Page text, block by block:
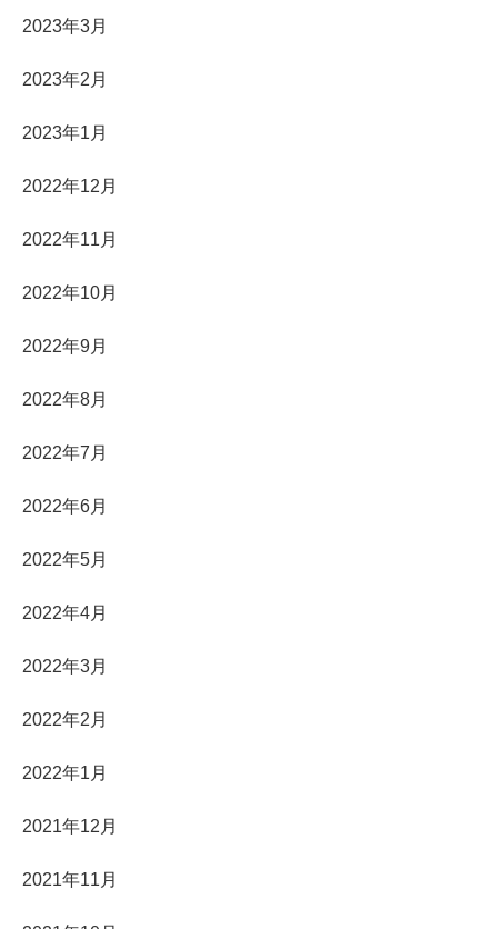
2023年3月
2023年2月
2023年1月
2022年12月
2022年11月
2022年10月
2022年9月
2022年8月
2022年7月
2022年6月
2022年5月
2022年4月
2022年3月
2022年2月
2022年1月
2021年12月
2021年11月